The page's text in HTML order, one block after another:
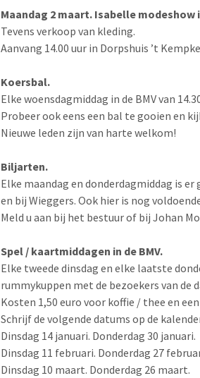
Maandag 2 maart. Isabelle modeshow
Tevens verkoop van kleding.
Aanvang 14.00 uur in Dorpshuis ’t
Koersbal.
Elke woensdagmiddag in de BMV van
Probeer ook eens een bal te gooien en
Nieuwe leden zijn van harte welkom!
Biljarten.
Elke maandag en donderdagmiddag is
en bij Wieggers. Ook hier is nog
Meld u aan bij het bestuur of bij Johan
Spel / kaartmiddagen in de BMV.
Elke tweede dinsdag en elke laatste
rummykuppen met de bezoekers van de
Kosten 1,50 euro voor koffie / thee en
Schrijf de volgende datums op de
Dinsdag 14 januari. Donderdag 30 januari.
Dinsdag 11 februari. Donderdag 27
Dinsdag 10 maart. Donderdag 26 maart.